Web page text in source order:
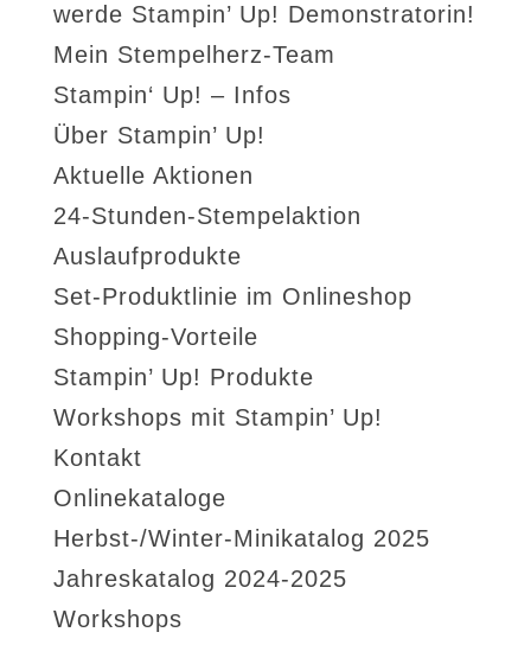
werde Stampin’ Up! Demonstratorin!
Mein Stempelherz-Team
Stampin‘ Up! – Infos
Über Stampin’ Up!
Aktuelle Aktionen
24-Stunden-Stempelaktion
Auslaufprodukte
Set-Produktlinie im Onlineshop
Shopping-Vorteile
Stampin’ Up! Produkte
Workshops mit Stampin’ Up!
Kontakt
Onlinekataloge
Herbst-/Winter-Minikatalog 2025
Jahreskatalog 2024-2025
Workshops